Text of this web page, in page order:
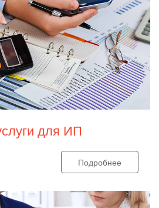
для ИП
Подробнее